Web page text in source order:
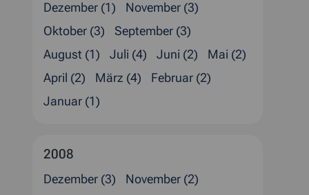
Dezember (1)
November (3)
Oktober (3)
September (3)
August (1)
Juli (4) Juni (2)
Mai (2)
April (2)
März (4)
Februar (2)
Januar (1)
2008
Dezember (3)
November (2)